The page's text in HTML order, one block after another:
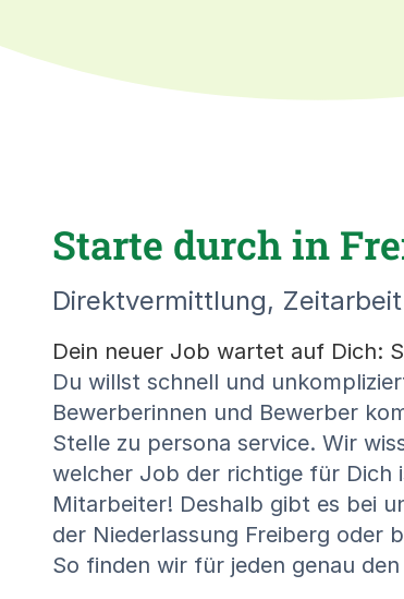
Starte durch in
Direktvermittlung,
Dein neuer Job wartet auf Dich:
Du willst schnell und
Bewerberinnen und Bewerber
Stelle zu persona service. Wir
welcher Job der richtige für Dich
Mitarbeiter! Deshalb gibt es bei
der Niederlassung Freiberg oder
So finden wir für jeden genau